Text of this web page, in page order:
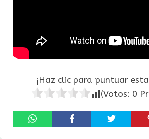
¡Haz clic para puntuar
(Votos: 0